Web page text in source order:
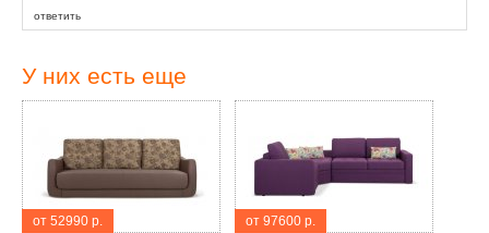
ответить
У них есть еще
от 52990 р. от 97600 р.